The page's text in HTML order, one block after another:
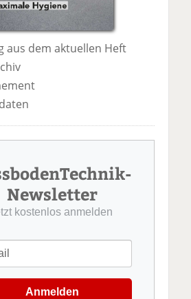
aus dem aktuellen Heft
Newsletter
kostenlos anmelden
Anmelden